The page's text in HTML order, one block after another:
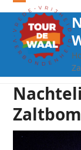
Open
mobile
menu
Close
mobile
menu